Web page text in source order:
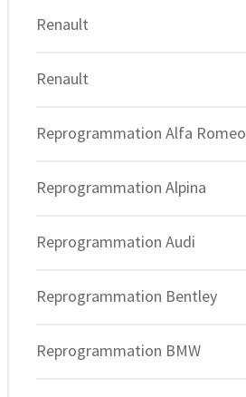
Renault
Renault
Reprogrammation Alfa Romeo
Reprogrammation Alpina
Reprogrammation Audi
Reprogrammation Bentley
Reprogrammation BMW